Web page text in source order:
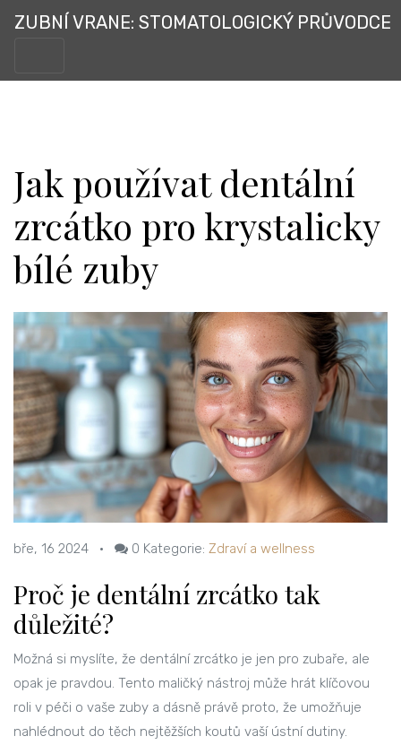
ZUBNÍ VRANE: STOMATOLOGICKÝ PRŮVODCE
Jak používat dentální
zrcátko pro krystalicky
bílé zuby
bře, 16 2024 • 0 Kategorie: Zdraví a wellness
Proč je dentální zrcátko tak
důležité?
Možná si myslíte, že dentální zrcátko je jen pro zubaře, ale
opak je pravdou. Tento maličký nástroj může hrát klíčovou
roli v péči o vaše zuby a dásně právě proto, že umožňuje
nahlédnout do těch nejtěžších koutů vaší ústní dutiny.